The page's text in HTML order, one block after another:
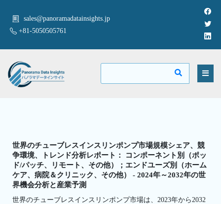
sales@panoramadatainsights.jp
+81-5050505761
世界のチューブレスインスリンポンプ市場規模シェア、競
争環境、トレンド分析レポート： コンポーネント別（ポッ
ド/パッチ、リモート、その他）；エンドユーズ別（ホーム
ケア、病院＆クリニック、その他） - 2024年～2032年の世
界機会分析と産業予測
世界のチューブレスインスリンポンプ市場は、2023年から2032